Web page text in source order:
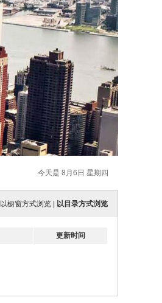
今天是 8月6日 星期四
以橱窗方式浏览 | 以目录方式浏览
更新时间